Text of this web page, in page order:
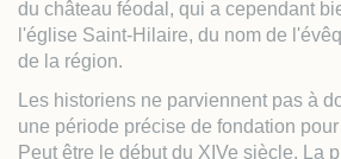
du château féodal, qui a cependant
l'église Saint-Hilaire, du nom de
de la région.
Les historiens ne parviennent pas à
une période précise de fondation
Peut être le début du XIVe siècle. La